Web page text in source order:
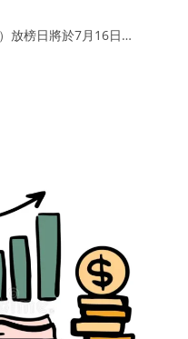
放榜日將於7月16日…